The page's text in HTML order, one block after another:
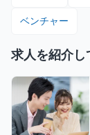
ベンチャー
求人を紹介し